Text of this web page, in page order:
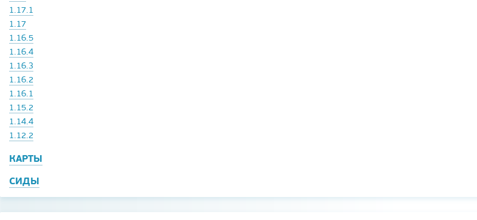
1.17.1
1.17
1.16.5
1.16.4
1.16.3
1.16.2
1.16.1
1.15.2
1.14.4
1.12.2
КАРТЫ
СИДЫ